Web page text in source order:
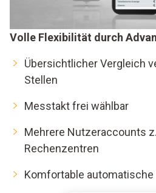
Volle Flexibilität durch
Übersichtlicher Vergleich
Stellen
Messtakt frei wählbar
Mehrere Nutzeraccounts
Rechenzentren
Komfortable